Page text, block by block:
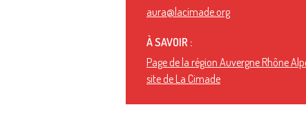
aura@lacimade.org
À SAVOIR :
Page de la région Auvergne Rhône
site de La Cimade